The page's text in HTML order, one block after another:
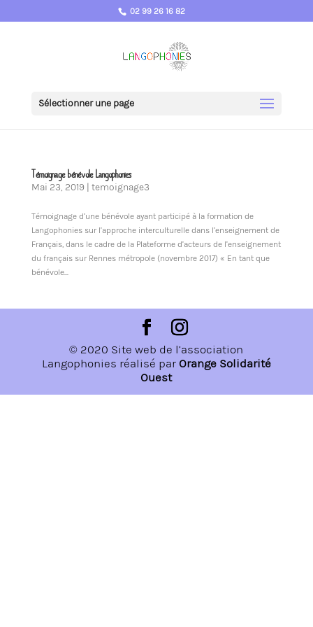
02 99 26 16 82
Sélectionner une page
Témoignage bénévole Langophonies
Mai 23, 2019 | temoignage3
Témoignage d’une bénévole ayant participé à la formation de
Langophonies sur l’approche interculturelle dans l’enseignement de
Français, dans le cadre de la Plateforme d’acteurs de l’enseignement
du français sur Rennes métropole (novembre 2017) « En tant que
bénévole...
© 2020 Site web de l’association
Langophonies réalisé par Orange Solidarité
Ouest